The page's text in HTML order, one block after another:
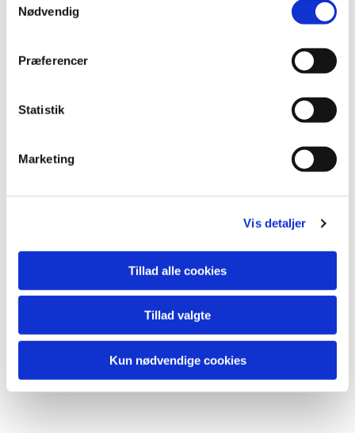
Nødvendig
Præferencer
Statistik
Marketing
Vis detaljer
Tillad alle cookies
Tillad valgte
Kun nødvendige cookies
Du vil måske også kunne lide...